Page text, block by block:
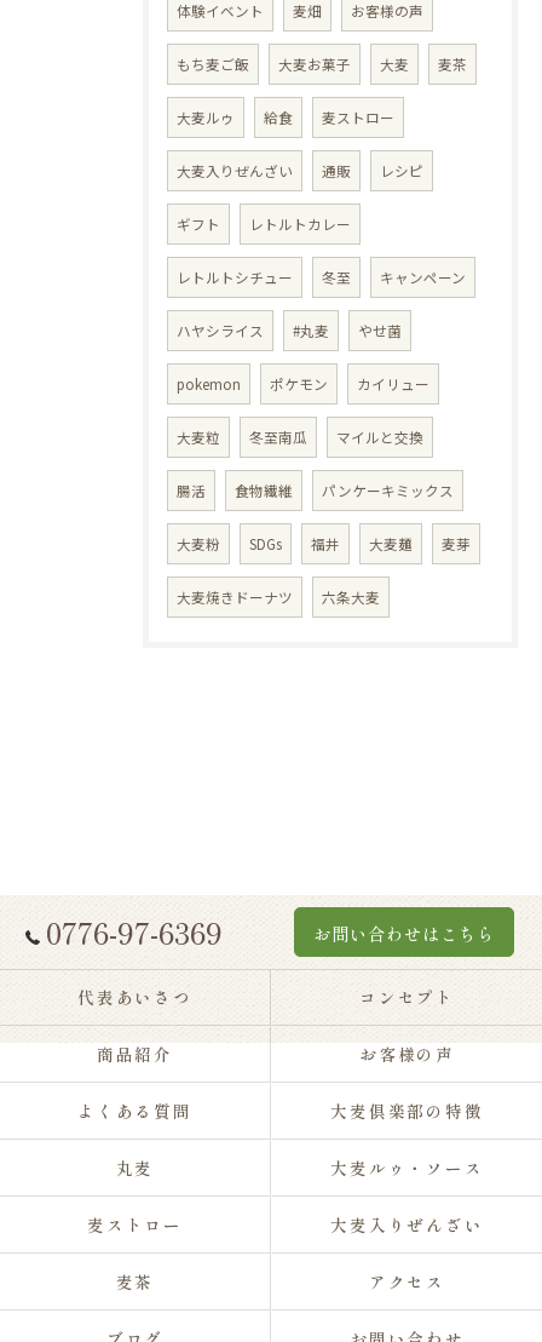
体験イベント 麦畑 お客様の声
もち麦ご飯 大麦お菓子 大麦 麦茶
大麦ルゥ 給食 麦ストロー
大麦入りぜんざい 通販 レシピ
ギフト レトルトカレー
レトルトシチュー 冬至 キャンペーン
ハヤシライス #丸麦 やせ菌
pokemon ポケモン カイリュー
大麦粒 冬至南瓜 マイルと交換
腸活 食物繊維 パンケーキミックス
大麦粉 SDGs 福井 大麦麺 麦芽
大麦焼きドーナツ 六条大麦
0776-97-6369 お問い合わせはこちら
代表あいさつ コンセプト
商品紹介 お客様の声
よくある質問 大麦倶楽部の特徴
丸麦 大麦ルゥ・ソース
麦ストロー 大麦入りぜんざい
麦茶 アクセス